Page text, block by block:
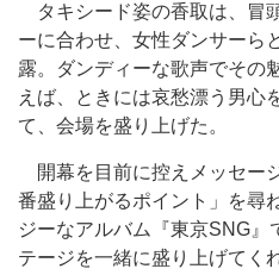
タキシード姿の香取は、冒
ーに合わせ、女性ダンサーら
露。ダンディーな歌声でその
えば、ときには哀愁漂う男心
て、会場を盛り上げた。
開幕を目前に控えメッセー
番盛り上がるポイント」を尋
ジーなアルバム『東京SNG』
テージを一緒に盛り上げてく